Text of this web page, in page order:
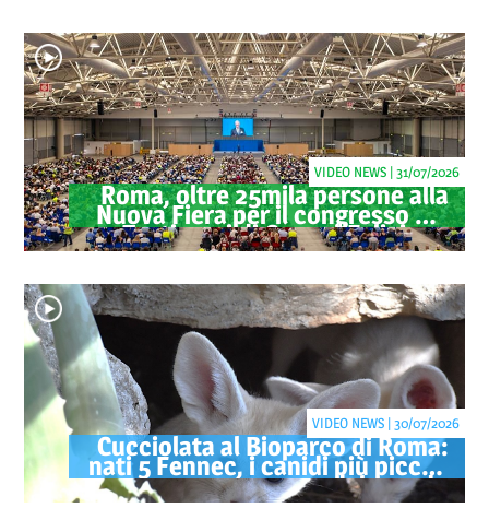
Roma, oltre 25mila persone alla
Nuova Fiera per il congresso dei
Testimoni di Geova "Felici per
sempre"
VIDEO NEWS | 31/07/2026
Cucciolata al Bioparco di Roma:
nati 5 Fennec, i canidi più piccoli
del mondo
VIDEO NEWS | 30/07/2026